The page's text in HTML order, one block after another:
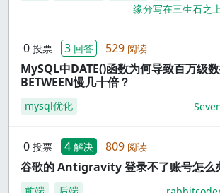
缘分写在三生石之
0 投票 3 回答 529 阅读
MySQL中DATE()函数为何导致百万级
BETWEEN慢几十倍？
mysql优化
0 投票 4 解决 809 阅读
谷歌的 Antigravity 登录不了账号怎么